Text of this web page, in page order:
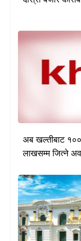
अब खल्तीबाट १००
लाखसम्म जित्ने